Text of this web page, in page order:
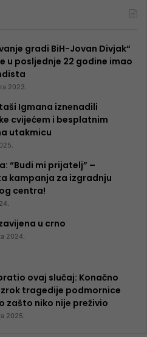
gradi BiH-Jovan Divjak“
u posljednje 22 godine imao
2023.
Igmana iznenadili
cvijećem i besplatnim
utakmicu
“Budi mi prijatelj” –
kampanja za izgradnju
centra!
u crno
2024.
ovaj slučaj: Konačno
tragedije podmornice
zašto niko nije preživio
2025.